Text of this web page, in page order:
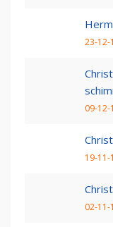
23-12-
09-12-
19-11-
02-11-